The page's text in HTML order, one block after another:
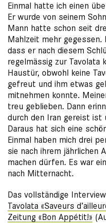
Einmal hatte ich einen
Er wurde von seinem
Mann hatte schon seit
Mahlzeit mehr
dass er nach diesem
regelmässig zur Tavolata
Haustür, obwohl keine
gefreut und ihm etwas
mitnehmen konnte.
treu geblieben. Dann
durch den Iran gereist ist
Daraus hat sich eine
Einmal haben mich drei
sie nach ihrem jährlichen
machen dürfen. Es war
nach Mitternacht.
Das vollständige
Tavolata «Saveurs
Zeitung «Bon Appétit!»